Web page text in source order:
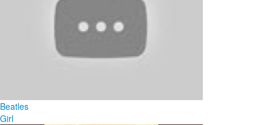
Beatles
Girl